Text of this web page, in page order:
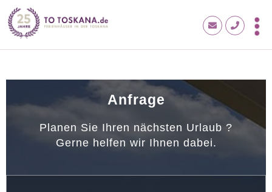
Anfrage
Planen Sie Ihren nächsten Urlaub ?
Gerne helfen wir Ihnen dabei.